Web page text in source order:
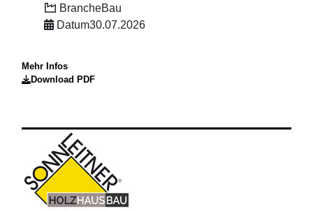
BrancheBau
Datum30.07.2026
Mehr Infos
Download PDF